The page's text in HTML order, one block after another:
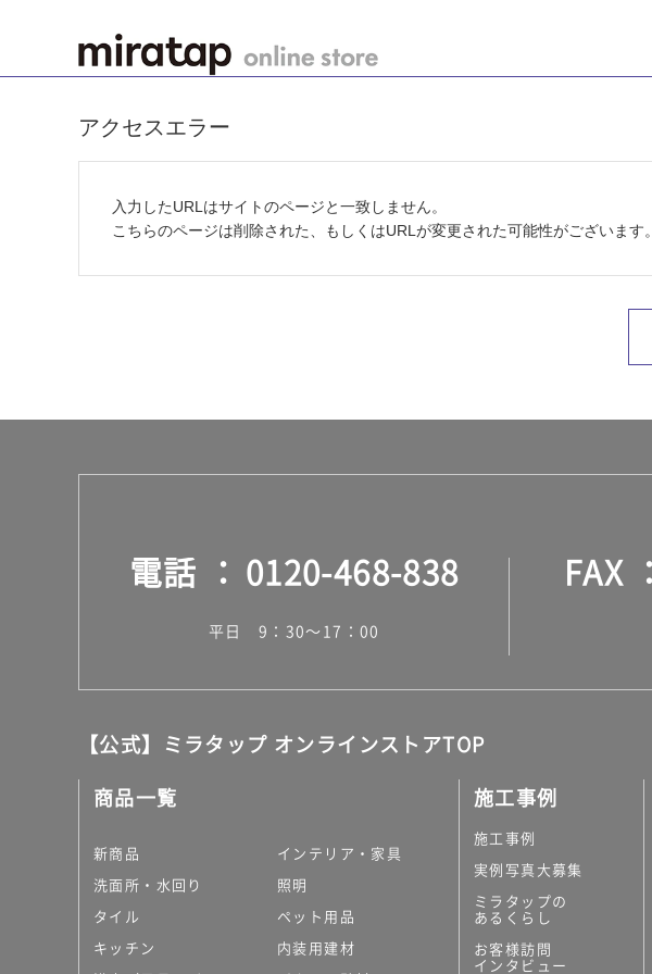
アクセスエラー
入力したURLはサイトのページと一致しません。
こちらのページは削除された、もしくはURLが変更された可能性がございます。
電話 0120-468-838
平日 9：30～17：00
FAX
【公式】ミラタップ オンラインストアTOP
商品一覧
新商品
洗面所・水回り
タイル
キッチン
インテリア・家具
照明
ペット用品
内装用建材
施工事例
施工事例
実例写真大募集
ミラタップの
あるくらし
お客様訪問
インタビュー